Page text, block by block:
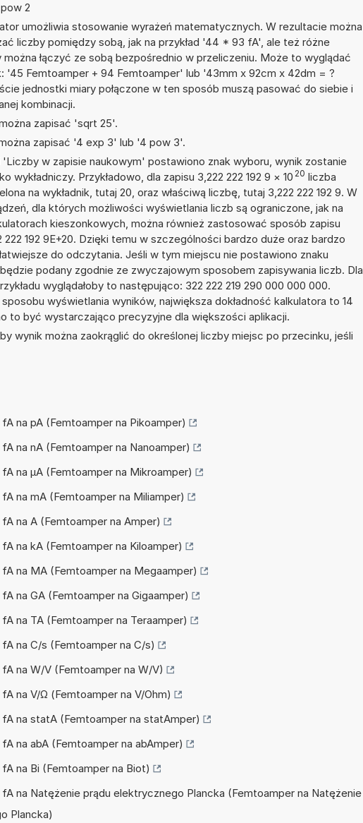
2
umożliwia stosowanie wyrażeń matematycznych. W rezultacie można
liczby pomiędzy sobą, jak na przykład '44 * 93 fA', ale też różne
można łączyć ze sobą bezpośrednio w przeliczeniu. Może to wyglądać
'45 Femtoamper + 94 Femtoamper' lub '43mm x 92cm x 42dm = ?
jednostki miary połączone w ten sposób muszą pasować do siebie i
kombinacji.
zapisać 'sqrt 25'.
zapisać '4 exp 3' lub '4 pow 3'.
w zapisie naukowym' postawiono znak wyboru, wynik zostanie
wykładniczy. Przykładowo, dla zapisu 3,222 222 192 9 × 10 20 liczba
na wykładnik, tutaj 20, oraz właściwą liczbę, tutaj 3,222 222 192 9. W
dla których możliwości wyświetlania liczb są ograniczone, jak na
kieszonkowych, można również zastosować sposób zapisu
222 192 9E+20. Dzięki temu w szczególności bardzo duże oraz bardzo
do odczytania. Jeśli w tym miejscu nie postawiono znaku
podany zgodnie ze zwyczajowym sposobem zapisywania liczb. Dla
wyglądałoby to następująco: 322 222 219 290 000 000 000.
wyświetlania wyników, największa dokładność kalkulatora to 14
to być wystarczająco precyzyjne dla większości aplikacji.
wynik można zaokrąglić do określonej liczby miejsc po przecinku, jeśli
na pA (Femtoamper na Pikoamper)
na nA (Femtoamper na Nanoamper)
na µA (Femtoamper na Mikroamper)
na mA (Femtoamper na Miliamper)
na A (Femtoamper na Amper)
na kA (Femtoamper na Kiloamper)
na MA (Femtoamper na Megaamper)
na GA (Femtoamper na Gigaamper)
na TA (Femtoamper na Teraamper)
na C/s (Femtoamper na C/s)
na W/V (Femtoamper na W/V)
na V/Ω (Femtoamper na V/Ohm)
na statA (Femtoamper na statAmper)
na abA (Femtoamper na abAmper)
na Bi (Femtoamper na Biot)
na Natężenie prądu elektrycznego Plancka (Femtoamper na Natężenie
Plancka)